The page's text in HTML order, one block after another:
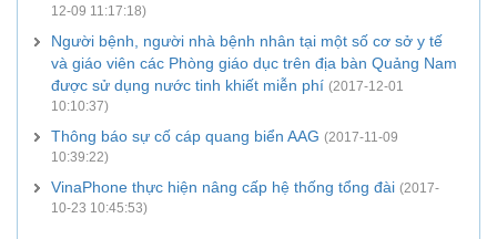
12-09 11:17:18)
Người bệnh, người nhà bệnh nhân tại một số cơ sở y tế
và giáo viên các Phòng giáo dục trên địa bàn Quảng Nam
được sử dụng nước tinh khiết miễn phí (2017-12-01
10:10:37)
Thông báo sự cố cáp quang biển AAG (2017-11-09
10:39:22)
VinaPhone thực hiện nâng cấp hệ thống tổng đài (2017-
10-23 10:45:53)